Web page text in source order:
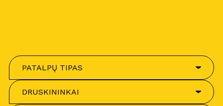
PATALPŲ TIPAS
DRUSKININKAI